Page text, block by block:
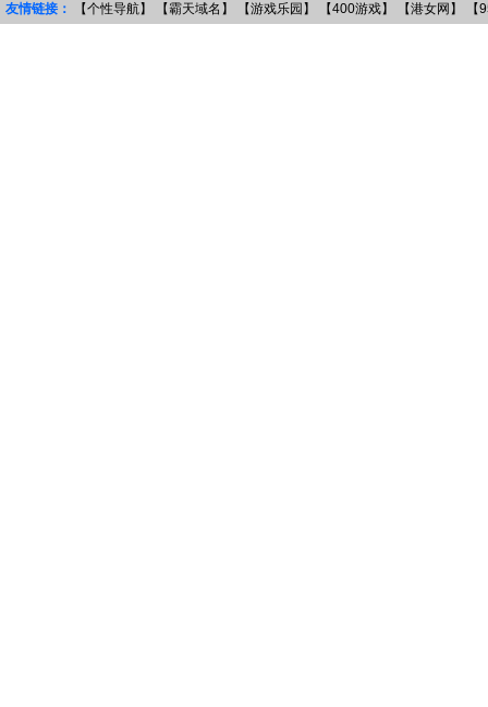
友情链接： 【个性导航】 【霸天域名】 【游戏乐园】 【400游戏】 【港女网】